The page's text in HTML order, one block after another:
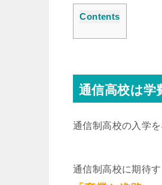
Contents
通信高校は学
通信制高校の入学
通信制高校に期待